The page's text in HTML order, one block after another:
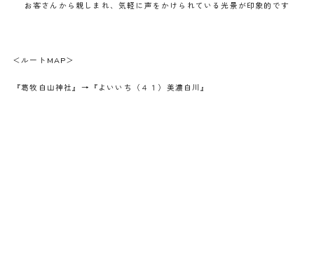
お客さんから親しまれ、気軽に声をかけられている光景が印象的です
＜ルートMAP＞
『葛牧白山神社』→『よいいち（４１）美濃白川』